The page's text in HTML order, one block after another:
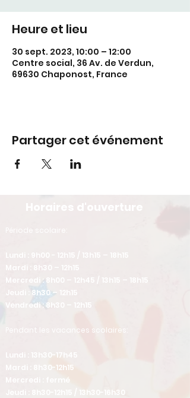
Heure et lieu
30 sept. 2023, 10:00 – 12:00
Centre social, 36 Av. de Verdun,
69630 Chaponost, France
Partager cet événement
Horaires d'ouverture
​Période scolaire:
Mardi : 8h30 – 12h15
Mercredi : 8h00 – 12h45 / 13h15 – 18h15
Jeudi : 8h30 – 12h15
Vendredi : 8h30 – 12h15
Pendant les vacances scolaires:
Lundi : 13h30-17h45
Mardi : 8h30-12h15
Mercredi : fermé
Jeudi : 8h30-12h15 / 13h30-16h30